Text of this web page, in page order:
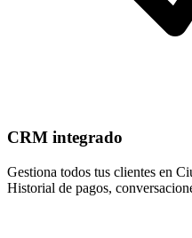
CRM integrado
Gestiona todos tus clientes en
Historial de pagos,